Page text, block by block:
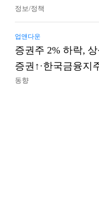
정보/정책
업앤다운
증권주 2% 하락, 상
증권↑·한국금융지
동향